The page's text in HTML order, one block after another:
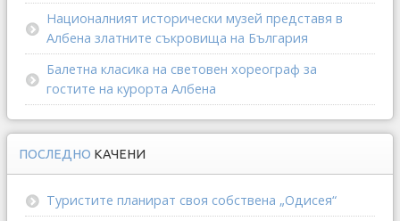
Националният исторически музей представя в
Албена златните съкровища на България
Балетна класика на световен хореограф за
гостите на курорта Албена
ПОСЛЕДНО КАЧЕНИ
Туристите планират своя собствена „Одисея“